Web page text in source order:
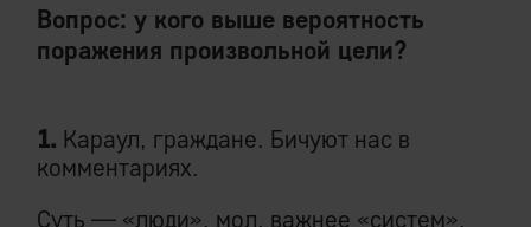
Вопрос: у кого выше вероятность
поражения произвольной цели?
1. Караул, граждане. Бичуют нас в
комментариях.
Суть — «люди», мол, важнее «систем».